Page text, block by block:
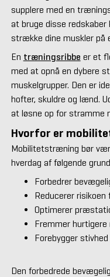
supplere med en
at bruge disse
strække dine muskler på
En træningsribbe er et
med at opnå en dybere
muskelgrupper. Den er
hofter, skuldre og lænd.
at løsne op for stramme
Hvorfor er
Mobilitetstræning bør
hverdag af følgende
Forbedrer
Reducerer risikoen
Optimerer
Fremmer
Forebygger
Den forbedrede